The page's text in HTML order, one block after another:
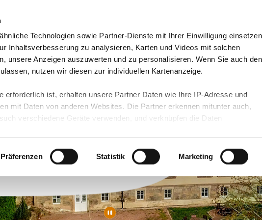
Technologien sowie Partner-Dienste mit Ihrer Einwilligung
Inhaltsverbesserung zu analysieren, Karten und Videos mit solchen
unsere Anzeigen auszuwerten und zu personalisieren. Wenn Sie auch den
nutzen wir diesen zur individuellen Kartenanzeige.
erforderlich ist, erhalten unsere Partner Daten wie Ihre IP-Adresse und
mit Daten von anderen Websites. Die Partner erkennen mitunter auch,
verschiedene Geräte verwenden, und verknüpfen die Daten
Daten führen kann.
unserenDatenschutzhinweisenund in unsererCookie-Übersicht. Wenn
Funktionen für diese Zwecke aktiviert sind, müssen Sie alle Cookie-
mittels nachfolgender Buttons über Ihre Einwilligung für diese
erteilte Einwilligung stets für die Zukunft widerrufen. Bitte beachten Sie:
Präferenzen Statistik Marketing
& Angebote Presse & Themen Jobs & Karriere